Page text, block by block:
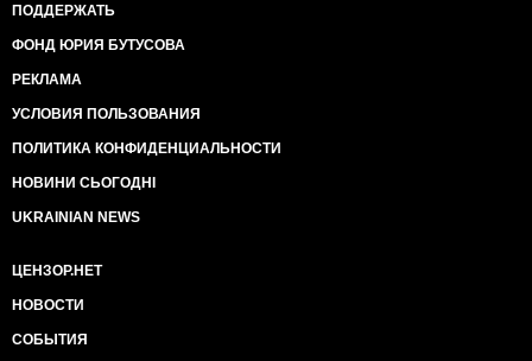
ПОДДЕРЖАТЬ
ФОНД ЮРИЯ БУТУСОВА
РЕКЛАМА
УСЛОВИЯ ПОЛЬЗОВАНИЯ
ПОЛИТИКА КОНФИДЕНЦИАЛЬНОСТИ
НОВИНИ СЬОГОДНІ
UKRAINIAN NEWS
ЦЕНЗОР.НЕТ
НОВОСТИ
СОБЫТИЯ